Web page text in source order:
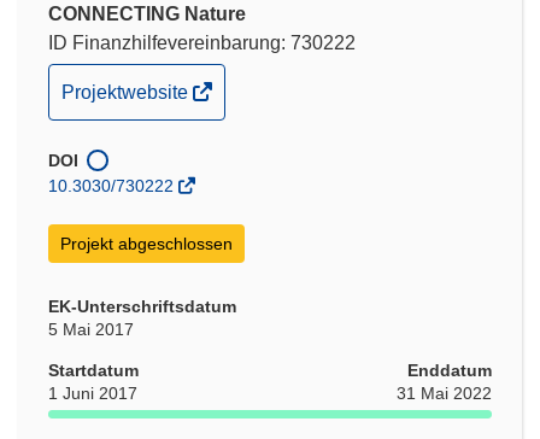
CONNECTING Nature
ID Finanzhilfevereinbarung: 730222
(öffnet
in
neuem
Fenster)
Projektwebsite
DOI
10.3030/730222
Projekt abgeschlossen
EK-Unterschriftsdatum
5 Mai 2017
Startdatum
1 Juni 2017
Enddatum
31 Mai 2022